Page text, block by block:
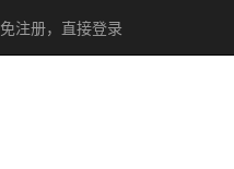
免注册，直接登录